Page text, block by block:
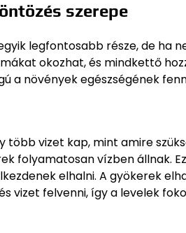
szerepe
legfontosabb része, de ha
okozhat, és mindkettő
a növények egészségének
vizet kap, mint amire
folyamatosan vízben állnak.
elhalni. A gyökerek
felvenni, így a levelek